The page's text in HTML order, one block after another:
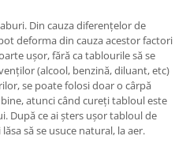
Din cauza diferențelor de
deforma din cauza acestor factori
ușor, fără ca tablourile să se
(alcool, benzină, diluant, etc)
se poate folosi doar o cârpă
atunci când cureți tabloul este
După ce ai șters ușor tabloul de
să se usuce natural, la aer.